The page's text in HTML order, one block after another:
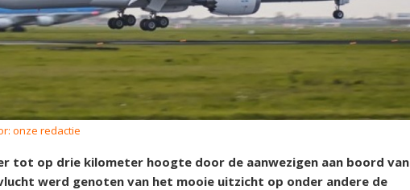
onze redactie
er tot op drie kilometer hoogte door de aanwezigen aan boord van
werd genoten van het mooie uitzicht op onder andere de